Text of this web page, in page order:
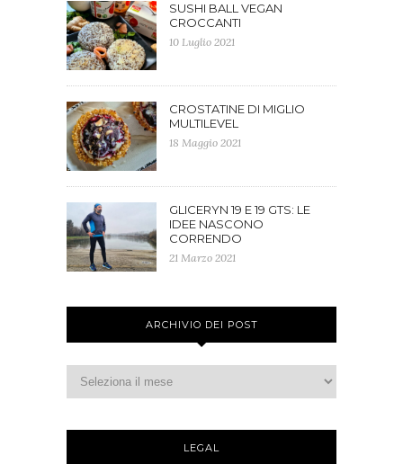
SUSHI BALL VEGAN
CROCCANTI
10 Luglio 2021
CROSTATINE DI MIGLIO
MULTILEVEL
18 Maggio 2021
GLICERYN 19 E 19 GTS: LE
IDEE NASCONO
CORRENDO
21 Marzo 2021
ARCHIVIO DEI POST
LEGAL